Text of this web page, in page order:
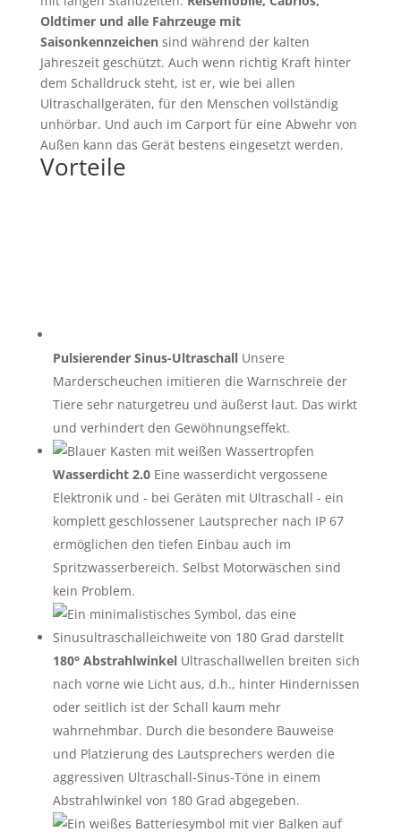
Oldtimer und alle Fahrzeuge mit
Saisonkennzeichensind während der kalten
Jahreszeit geschützt. Auch wenn richtig Kraft hinter
dem Schalldruck steht, ist er, wie bei allen
Ultraschallgeräten, für den Menschen vollständig
unhörbar. Und auch im Carport für eine Abwehr von
Außen kann das Gerät bestens eingesetzt werden.
Vorteile
Pulsierender Sinus-UltraschallUnsere
Marderscheuchen imitieren die Warnschreie der
Tiere sehr naturgetreu und äußerst laut. Das wirkt
und verhindert den Gewöhnungseffekt.
Wasserdicht 2.0Eine wasserdicht vergossene
Elektronik und - bei Geräten mit Ultraschall - ein
komplett geschlossener Lautsprecher nach IP 67
ermöglichen den tiefen Einbau auch im
Spritzwasserbereich. Selbst Motorwäschen sind
kein Problem.
180° AbstrahlwinkelUltraschallwellen breiten sich
nach vorne wie Licht aus, d.h., hinter Hindernissen
oder seitlich ist der Schall kaum mehr
wahrnehmbar. Durch die besondere Bauweise
und Platzierung des Lautsprechers werden die
aggressiven Ultraschall-Sinus-Töne in einem
Abstrahlwinkel von 180 Grad abgegeben.